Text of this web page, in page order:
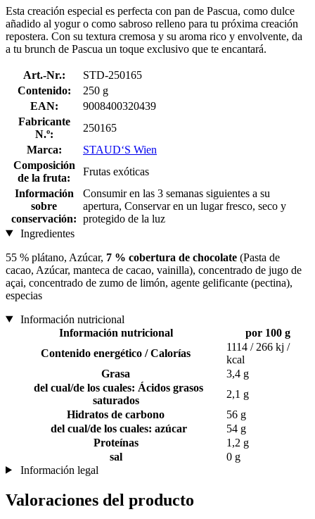
Esta creación especial es perfecta con pan de Pascua, como dulce
añadido al yogur o como sabroso relleno para tu próxima creación
repostera. Con su textura cremosa y su aroma rico y envolvente, da
a tu brunch de Pascua un toque exclusivo que te encantará.
Art.-Nr.:
STD-250165
Contenido:
250 g
EAN:
9008400320439
Fabricante
N.º:
250165
Marca:
STAUD‘S Wien
Composición
de la fruta:
Frutas exóticas
Información
sobre
conservación:
Consumir en las 3 semanas siguientes a su
apertura, Conservar en un lugar fresco, seco y
protegido de la luz
Ingredientes
55 % plátano, Azúcar, 7 % cobertura de chocolate (Pasta de
cacao, Azúcar, manteca de cacao, vainilla), concentrado de jugo de
açai, concentrado de zumo de limón, agente gelificante (pectina),
especias
Información nutricional
Información nutricional
por 100 g
Contenido energético / Calorías
1114 / 266 kj /
kcal
Grasa
3,4 g
del cual/de los cuales: Ácidos grasos
saturados
2,1 g
Hidratos de carbono
56 g
del cual/de los cuales: azúcar
54 g
Proteínas
1,2 g
sal
0 g
Información legal
Valoraciones del producto